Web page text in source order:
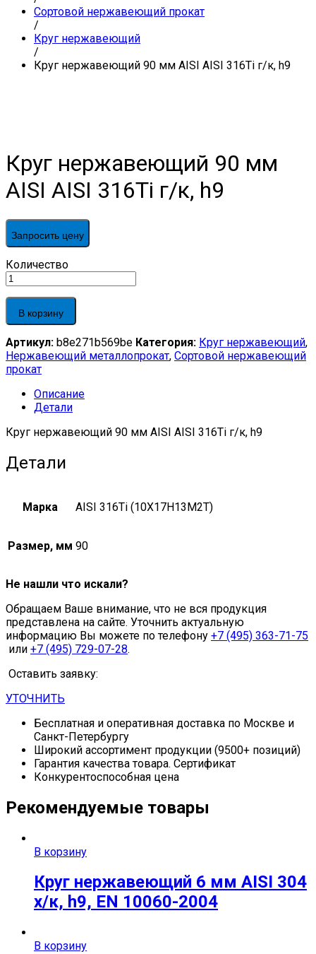
Сортовой нержавеющий прокат
/
Круг нержавеющий
/
Круг нержавеющий 90 мм AISI AISI 316Ti г/к, h9
Круг нержавеющий 90 мм
AISI AISI 316Ti г/к, h9
Запросить цену
Круг
нержавеющий
90
мм
AISI
316Ti
г/
к,
quantity
Количество
В корзину
Артикул: b8e271b569be Категория: Круг нержавеющий,
Нержавеющий металлопрокат, Сортовой нержавеющий
прокат
Описание
Детали
Круг нержавеющий 90 мм AISI AISI 316Ti г/к, h9
Детали
Марка AISI 316Ti (10Х17Н13М2Т)
Размер, мм 90
Не нашли что искали?
Обращаем Ваше внимание, что не вся продукция
представлена на сайте. Уточнить актуальную
информацию Вы можете по телефону +7 (495) 363-71-75
или +7 (495) 729-07-28.
Оставить заявку:
УТОЧНИТЬ
Бесплатная и оперативная доставка по Москве и
Санкт-Петербургу
Широкий ассортимент продукции (9500+ позиций)
Гарантия качества товара. Сертификат
Конкурентоспособная цена
Рекомендуемые товары
В корзину
Круг нержавеющий 6 мм AISI 304
х/к, h9, EN 10060-2004
В корзину